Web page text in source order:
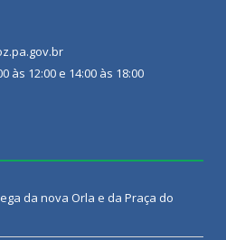
às 12:00 e 14:00 às 18:00
da nova Orla e da Praça do